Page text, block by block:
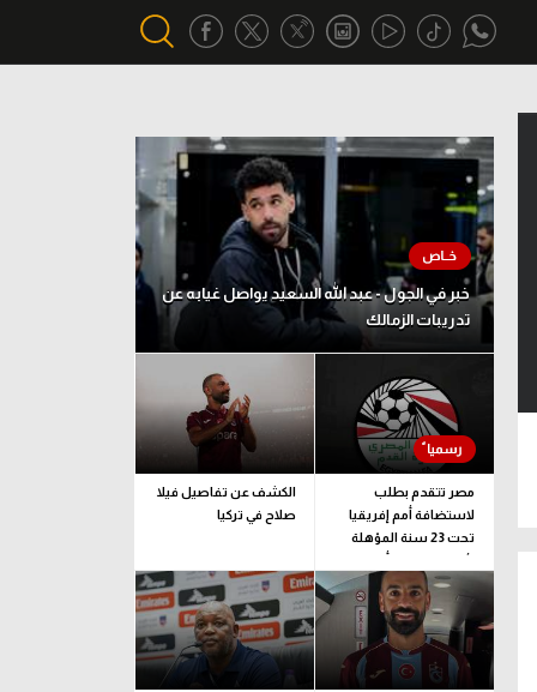
أقسام خاصة
Gamers
ميركاتو
تحقيق في الجول
تقرير في الجول
تحليل في الجول
حكايات في الجول
كويز في الجول
فيديو في الجول
خبر في الجول - عبد الله السعيد يواصل غيابه عن
تدريبات الزمالك
مصر تتقدم بطلب
لاستضافة أمم إفريقيا
تحت 23 سنة المؤهلة
لأولمبياد لوس أنجلوس
الكشف عن تفاصيل فيلا
صلاح في تركيا